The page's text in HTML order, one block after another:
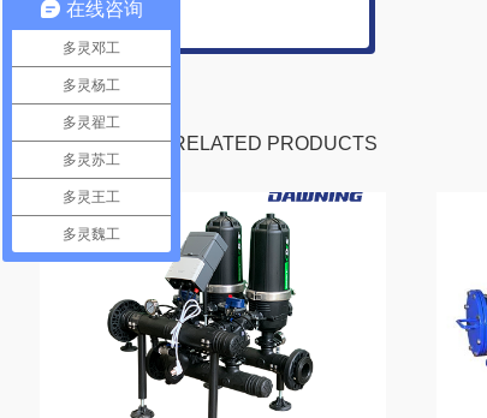
相关产品 RELATED PRODUCTS
在线咨询
多灵邓工
多灵杨工
多灵翟工
多灵苏工
多灵王工
多灵魏工